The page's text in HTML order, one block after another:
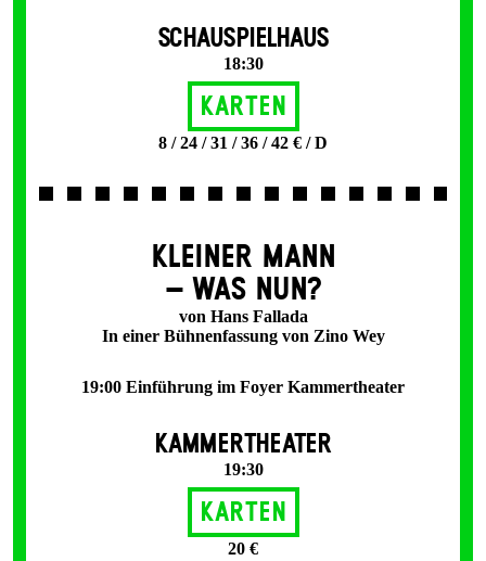
SCHAUSPIELHAUS
18:30
Karten
8 / 24 / 31 / 36 / 42 € / D
KLEINER MANN
– WAS NUN?
von Hans Fallada
In einer Bühnenfassung von Zino Wey
19:00 Einführung im Foyer Kammertheater
KAMMERTHEATER
19:30
Karten
20 €